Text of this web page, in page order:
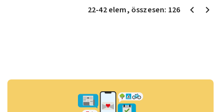
22-42elem, összesen: 126